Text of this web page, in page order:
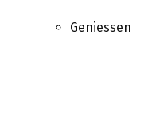
Geniessen